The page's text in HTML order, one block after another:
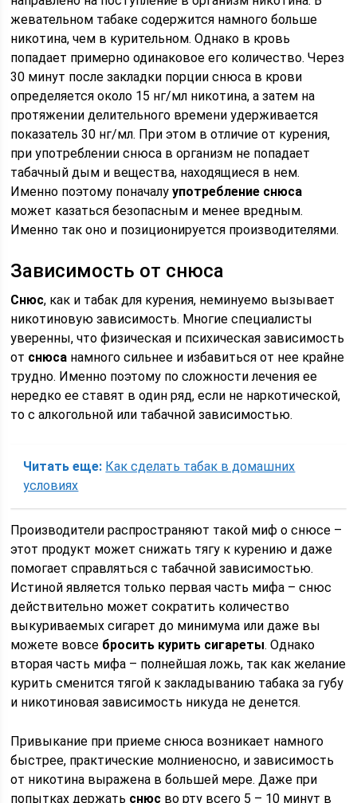
жевательном табаке содержится намного больше
никотина, чем в курительном. Однако в кровь
попадает примерно одинаковое его количество. Через
30 минут после закладки порции снюса в крови
определяется около 15 нг/мл никотина, а затем на
протяжении делительного времени удерживается
показатель 30 нг/мл. При этом в отличие от курения,
при употреблении снюса в организм не попадает
табачный дым и вещества, находящиеся в нем.
Именно поэтому поначалуупотребление снюса
может казаться безопасным и менее вредным.
Именно так оно и позиционируется производителями.
Зависимость от снюса
Снюс, как и табак для курения, неминуемо вызывает
никотиновую зависимость. Многие специалисты
уверенны, что физическая и психическая зависимость
от снюса намного сильнее и избавиться от нее крайне
трудно. Именно поэтому по сложности лечения ее
нередко ее ставят в один ряд, если не наркотической,
то с алкогольной или табачной зависимостью.
Читать еще: Как сделать табак в домашних
условиях
Производители распространяют такой миф о снюсе –
этот продукт может снижать тягу к курению и даже
помогает справляться с табачной зависимостью.
Истиной является только первая часть мифа – снюс
действительно может сократить количество
выкуриваемых сигарет до минимума или даже вы
можете вовсе бросить курить сигареты. Однако
вторая часть мифа – полнейшая ложь, так как желание
курить сменится тягой к закладыванию табака за губу
и никотиновая зависимость никуда не денется.
Привыкание при приеме снюса возникает намного
быстрее, практические молниеносно, и зависимость
от никотина выражена в большей мере. Даже при
попытках держать снюс во рту всего 5 – 10 минут в